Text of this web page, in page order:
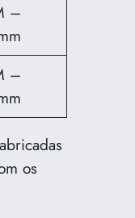
–
–
os